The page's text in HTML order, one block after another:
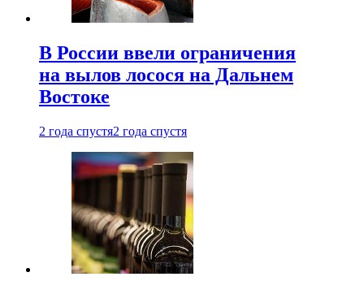
В России ввели ограничения
на вылов лосося на Дальнем
Востоке
2 года спустя2 года спустя